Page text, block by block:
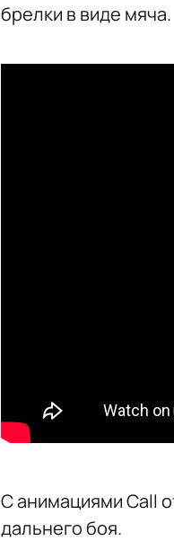
брелки в виде мяча.
С анимациями Call
дальнего боя.